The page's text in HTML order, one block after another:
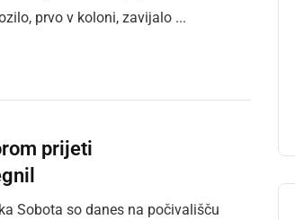
prvo v koloni, zavijalo ...
prijeti
Sobota so danes na počivališču